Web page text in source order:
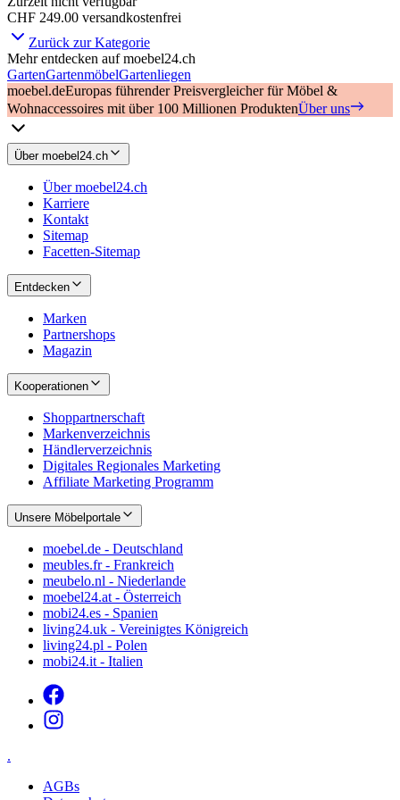
CHF 249.00 versandkostenfrei
Zurück zur Kategorie
Mehr entdecken auf moebel24.ch
GartenGartenmöbelGartenliegen
moebel.deEuropas führender Preisvergleicher für Möbel &
Wohnaccessoires mit über 100 Millionen ProduktenÜber uns
Über moebel24.ch
Über moebel24.ch
Karriere
Kontakt
Sitemap
Facetten-Sitemap
Entdecken
Marken
Partnershops
Magazin
Kooperationen
Shoppartnerschaft
Markenverzeichnis
Händlerverzeichnis
Digitales Regionales Marketing
Affiliate Marketing Programm
Unsere Möbelportale
moebel.de - Deutschland
meubles.fr - Frankreich
meubelo.nl - Niederlande
moebel24.at - Österreich
mobi24.es - Spanien
living24.uk - Vereinigtes Königreich
living24.pl - Polen
mobi24.it - Italien
.
AGBs